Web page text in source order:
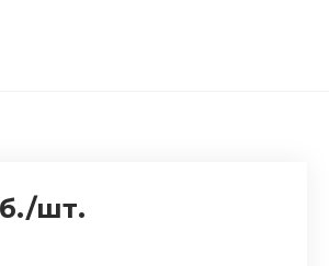
/шт.